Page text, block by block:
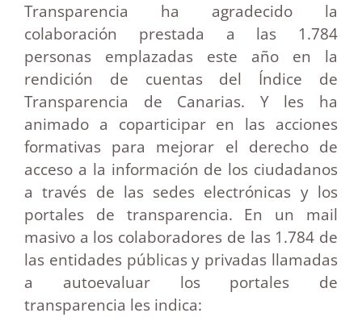
Transparencia ha agradecido la
colaboración prestada a las 1.784
personas emplazadas este año en la
rendición de cuentas del Índice de
Transparencia de Canarias. Y les ha
animado a coparticipar en las acciones
formativas para mejorar el derecho de
acceso a la información de los ciudadanos
a través de las sedes electrónicas y los
portales de transparencia. En un mail
masivo a los colaboradores de las 1.784 de
las entidades públicas y privadas llamadas
a autoevaluar los portales de
transparencia les indica: